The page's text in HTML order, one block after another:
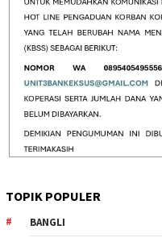
TOPIK POPULER
BANGLI